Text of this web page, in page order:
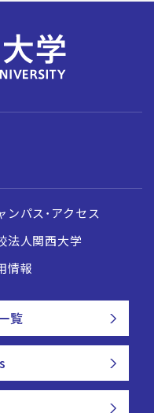
ンパス・アクセス
法人関西大学
情報
覧